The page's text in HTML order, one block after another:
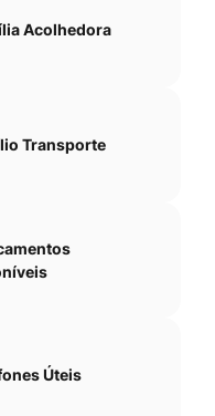
Acolhedora
Transporte
Úteis